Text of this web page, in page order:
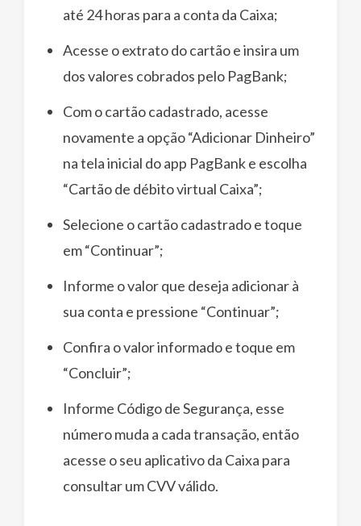
até 24 horas para a conta da Caixa;
Acesse o extrato do cartão e insira um
dos valores cobrados pelo PagBank;
Com o cartão cadastrado, acesse
novamente a opção “Adicionar Dinheiro”
na tela inicial do app PagBank e escolha
“Cartão de débito virtual Caixa”;
Selecione o cartão cadastrado e toque
em “Continuar”;
Informe o valor que deseja adicionar à
sua conta e pressione “Continuar”;
Confira o valor informado e toque em
“Concluir”;
Informe Código de Segurança, esse
número muda a cada transação, então
acesse o seu aplicativo da Caixa para
consultar um CVV válido.